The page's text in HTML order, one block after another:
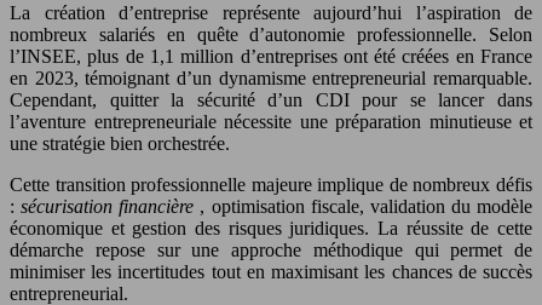
La création d’entreprise représente aujourd’hui l’aspiration de
nombreux salariés en quête d’autonomie professionnelle. Selon
l’INSEE, plus de 1,1 million d’entreprises ont été créées en France
en 2023, témoignant d’un dynamisme entrepreneurial remarquable.
Cependant, quitter la sécurité d’un CDI pour se lancer dans
l’aventure entrepreneuriale nécessite une préparation minutieuse et
une stratégie bien orchestrée.
Cette transition professionnelle majeure implique de nombreux défis
:sécurisation financière , optimisation fiscale, validation du modèle
économique et gestion des risques juridiques. La réussite de cette
démarche repose sur une approche méthodique qui permet de
minimiser les incertitudes tout en maximisant les chances de succès
entrepreneurial.